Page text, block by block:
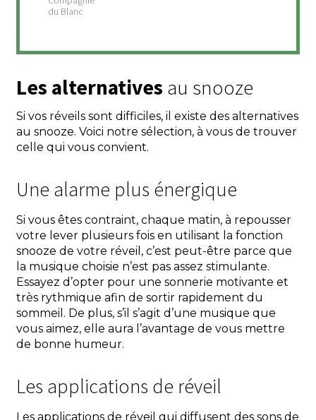
Les alternatives au snooze
Si vos réveils sont difficiles, il existe des alternatives
au snooze. Voici notre sélection, à vous de trouver
celle qui vous convient.
Une alarme plus énergique
Si vous êtes contraint, chaque matin, à repousser
votre lever plusieurs fois en utilisant la fonction
snooze de votre réveil, c’est peut-être parce que
la musique choisie n’est pas assez stimulante.
Essayez d’opter pour une sonnerie motivante et
très rythmique afin de sortir rapidement du
sommeil. De plus, s’il s’agit d’une musique que
vous aimez, elle aura l’avantage de vous mettre
de bonne humeur.
Les applications de réveil
Les applications de réveil qui diffusent des sons de